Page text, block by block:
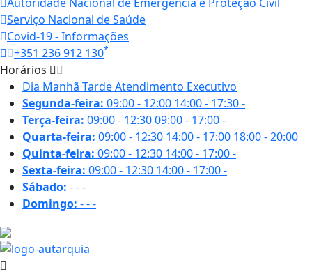
Serviço Nacional de Saúde
Covid-19 - Informações
+351 236 912 130*
Horários
Dia Manhã TardeAtendimento Executivo
Segunda-feira: 09:00 - 12:00 14:00 - 17:30-
Terça-feira: 09:00 - 12:3009:00 - 17:00-
Quarta-feira: 09:00 - 12:30 14:00 - 17:00 18:00 - 20:00
Quinta-feira: 09:00 - 12:30 14:00 - 17:00-
Sexta-feira: 09:00 - 12:30 14:00 - 17:00-
Sábado: ---
Domingo: ---